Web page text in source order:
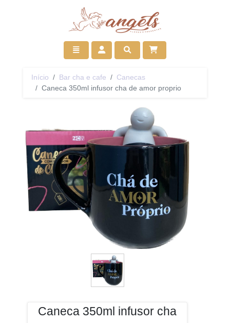
Toggle navigation
Acessar Pesquisar
Início Bar cha e cafe
Canecas
Caneca 350ml infusor cha de amor proprio
Caneca 350ml infusor cha